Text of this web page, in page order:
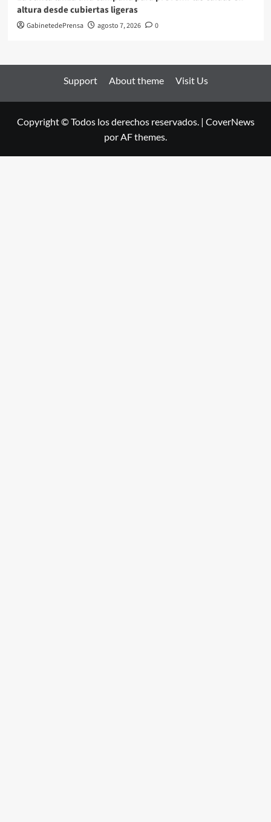
altura desde cubiertas ligeras
GabinetedePrensa agosto 7, 2026 0
Support About theme Visit Us
Copyright © Todos los derechos reservados. | CoverNews
por AF themes.